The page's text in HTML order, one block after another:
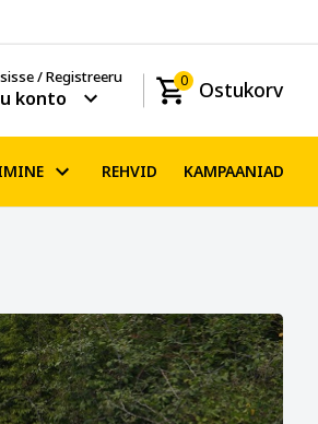
/ Registreeru
konto
0 Ostukorv
REHVID KAMPAANIAD